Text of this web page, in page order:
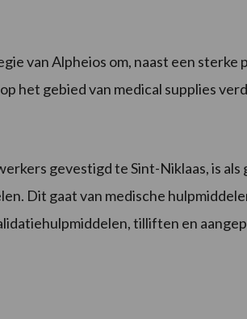
van Alpheios om, naast een sterke
het gebied van medical supplies
gevestigd te Sint-Niklaas, is
Dit gaat van medische
tilliften en